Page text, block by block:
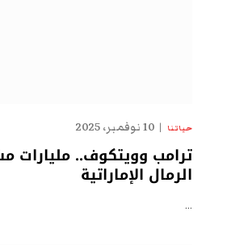
حياتنا 10 نوفمبر، 2025
ترامب وويتكوف.. مليارات
الرمال الإماراتية
…